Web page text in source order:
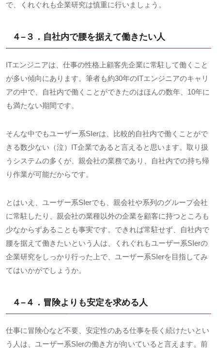
で、くれぐれも企業研究は慎重に行いましょう。
４– ３．自社内で腰を据えて働きたい人
ITエンジニアは、仕事の性格上顧客先企業に常駐して働くこと
が多い傾向にあります。筆者も約30年のITエンジニアのキャリ
アの中で、自社内で働くことができたのはほんの数年、 10年に
も満たない期間です。
そんな中でもユーザー系SIerは、比較的自社内で働くことがで
きる数少ない（泣） IT企業であると言えると思います。取り扱
うシステムの多くが、親会社の業務であり、自社内での持ち帰
り作業が可能だからです。
とはいえ、ユーザー系SIerでも、親会社や系列のグループ会社
に常駐したり、親会社の業種以外の企業を顧客に持つところも
少なからずあることも事実です。できれば常駐せず、自社内で
腰を据えて働きたいという人は、くれぐれもユーザー系SIerの
企業研究をしっかり行った上で、ユーザー系SIerを目指してみ
てはいかがでしょうか。
４– ４．冒険よりも安定を求める人
仕事に冒険心など不要、安定性のある仕事を長く続けたいとい
う人は、ユーザー系SIerの働き方が向いていると言えます。前